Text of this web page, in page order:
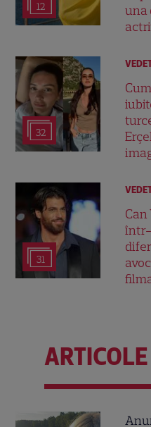
12
una
32
31
într-